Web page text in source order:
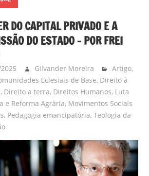
DO CAPITAL PRIVADO E A
DO ESTADO – POR FREI
Gilvander Moreira Artigo,
Eclesiais de Base, Direito à
, Direito a terra, Direitos Humanos, Luta
e Reforma Agrária, Movimentos Sociais
, Pedagogia emancipatória, Teologia da